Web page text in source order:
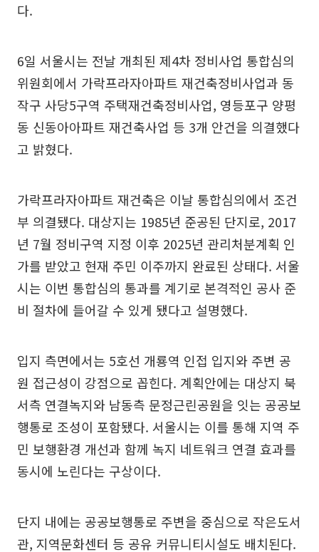
다.
6일 서울시는 전날 개최된 제4차 정비사업 통합심의
위원회에서 가락프라자아파트 재건축정비사업과 동
작구 사당5구역 주택재건축정비사업, 영등포구 양평
동 신동아아파트 재건축사업 등 3개 안건을 의결했다
고 밝혔다.
가락프라자아파트 재건축은 이날 통합심의에서 조건
부 의결됐다. 대상지는 1985년 준공된 단지로, 2017
년 7월 정비구역 지정 이후 2025년 관리처분계획 인
가를 받았고 현재 주민 이주까지 완료된 상태다. 서울
시는 이번 통합심의 통과를 계기로 본격적인 공사 준
비 절차에 들어갈 수 있게 됐다고 설명했다.
입지 측면에서는 5호선 개룡역 인접 입지와 주변 공
원 접근성이 강점으로 꼽힌다. 계획안에는 대상지 북
서측 연결녹지와 남동측 문정근린공원을 잇는 공공보
행통로 조성이 포함됐다. 서울시는 이를 통해 지역 주
민 보행환경 개선과 함께 녹지 네트워크 연결 효과를
동시에 노린다는 구상이다.
단지 내에는 공공보행통로 주변을 중심으로 작은도서
관, 지역문화센터 등 공유 커뮤니티시설도 배치된다.